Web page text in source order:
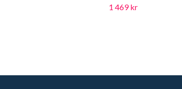
1 469 kr